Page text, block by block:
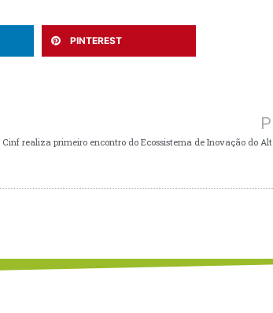
PINTEREST
Cinf realiza primeiro encontro do Ecossistema de Inovação do